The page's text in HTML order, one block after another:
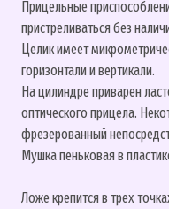
Прицельные
пристреливаться без
Целик имеет
горизонтали и вертикали.
На цилиндре приварен
оптического прицела.
фрезерованный
Мушка пеньковая в
Ложе крепится в трех